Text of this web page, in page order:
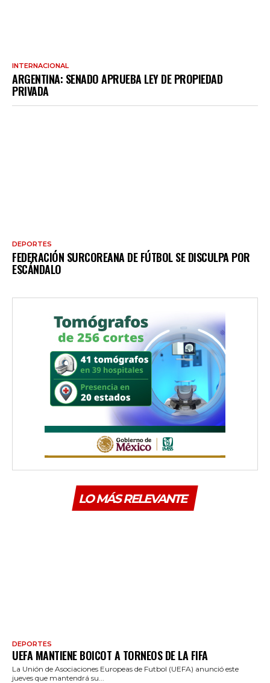
INTERNACIONAL
ARGENTINA: SENADO APRUEBA LEY DE PROPIEDAD
PRIVADA
DEPORTES
FEDERACIÓN SURCOREANA DE FÚTBOL SE DISCULPA POR
ESCÁNDALO
LO MÁS RELEVANTE
DEPORTES
UEFA MANTIENE BOICOT A TORNEOS DE LA FIFA
La Unión de Asociaciones Europeas de Futbol (UEFA) anunció este
jueves que mantendrá su...